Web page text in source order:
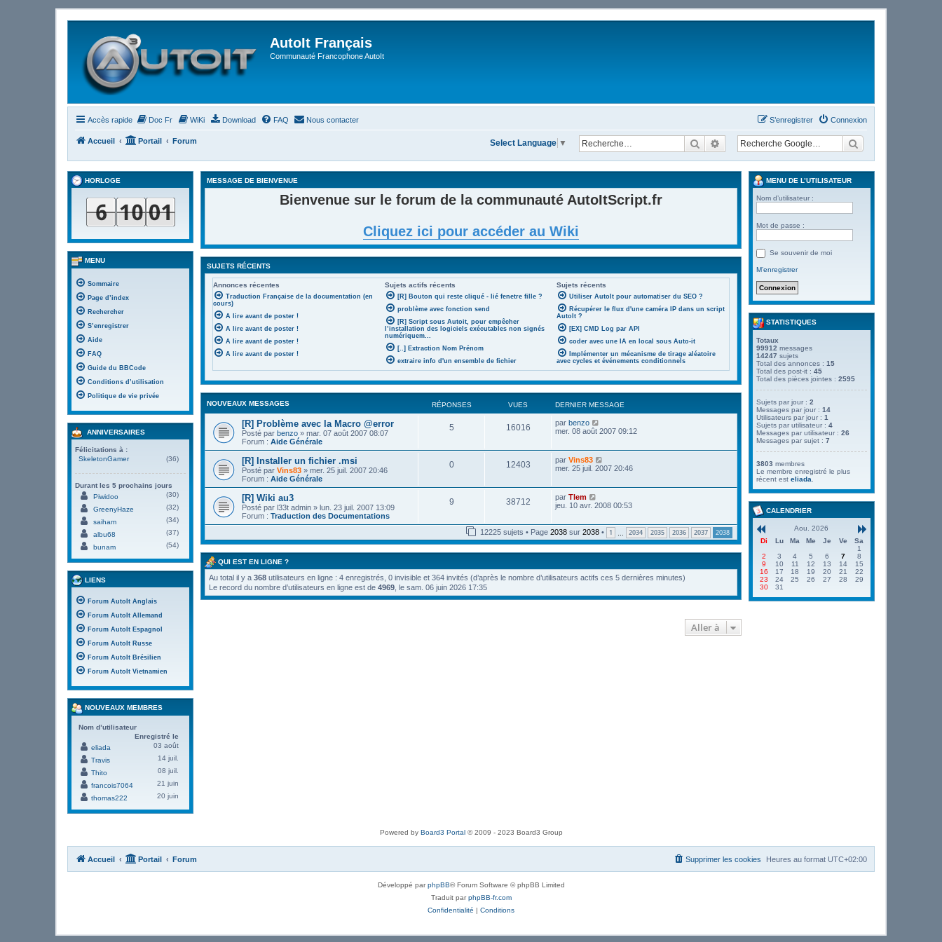
AutoIt Français
Communauté Francophone AutoIt
Accès rapide Doc Fr WiKi Download FAQ Nous contacter Connexion
S’enregistrer
Accueil Portail Forum RechercherRecherche avancée
Select Language ▼
MESSAGE DE BIENVENUE
Bienvenue sur le forum de la communauté AutoItScript.fr
Cliquez ici pour accéder au Wiki
SUJETS RÉCENTS
Annonces récentes Sujets actifs récents Sujets récents
Traduction Française de la documentation (en
cours)
A lire avant de poster !
A lire avant de poster !
A lire avant de poster !
A lire avant de poster !
[R] Bouton qui reste cliqué - lié fenetre fille ?
problème avec fonction send
[R] Script sous Autoit, pour empêcher
l’installation des logiciels exécutables non signés
numériquem...
[..] Extraction Nom Prénom
extraire info d'un ensemble de fichier
Utiliser AutoIt pour automatiser du SEO ?
Récupérer le flux d'une caméra IP dans un script
AutoIt ?
[EX] CMD Log par API
coder avec une IA en local sous Auto-it
Implémenter un mécanisme de tirage aléatoire
avec cycles et événements conditionnels
NOUVEAUX MESSAGES RÉPONSES VUES DERNIER MESSAGE
[R] Problème avec la Macro @error
Posté par benzo » mar. 07 août 2007 08:07
Forum : Aide Générale
5 16016 parbenzo
o
l
e
d
r
i
r
m
e
s
e
mer. 08 août 2007 09:12
[R] Installer un fichier .msi
Posté par Vins83 » mer. 25 juil. 2007 20:46
Forum : Aide Générale
0 12403 parVins83
o
e
d
r
n
i
e
m
e
s
a
mer. 25 juil. 2007 20:46
[R] Wiki au3
Posté par l33t admin » lun. 23 juil. 2007 13:09
Forum : Traduction des Documentations
9 38712 parTlem
o
l
e
d
e
n
i
r
jeu. 10 avr. 2008 00:53
12225 sujets • Page 2038 sur 2038 • 1 … 2034 2035 2036 2037 2038
QUI EST EN LIGNE ?
Au total il y a 368 utilisateurs en ligne : 4 enregistrés, 0 invisible et 364 invités (d’après le nombre d’utilisateurs actifs ces 5 dernières minutes)
Le record du nombre d’utilisateurs en ligne est de 4969 , le sam. 06 juin 2026 17:35
Aller à
HORLOGE
MENU
Sommaire
Page d’index
Rechercher
S’enregistrer
Aide
FAQ
Guide du BBCode
Conditions d’utilisation
Politique de vie privée
ANNIVERSAIRES
Félicitations à :
SkeletonGamer
(36)
Durant les 5 prochains jours
Piwidoo
(30)
GreenyHaze
(32)
saiham
(34)
albu68
(37)
bunam
(54)
LIENS
Forum AutoIt Anglais
Forum AutoIt Allemand
Forum AutoIt Espagnol
Forum AutoIt Russe
Forum AutoIt Brésilien
Forum AutoIt Vietnamien
NOUVEAUX MEMBRES
Nom d’utilisateur
Enregistré le
eliada
03 août
Travis
14 juil.
Thito
08 juil.
francois7064
21 juin
thomas222
20 juin
MENU DE L’UTILISATEUR
Nom d’utilisateur :
Mot de passe :
Se souvenir de moi
M’enregistrer
STATISTIQUES
Totaux
99912 messages
14247 sujets
Total des annonces : 15
Total des post-it : 45
Total des pièces jointes : 2595
Sujets par jour : 2
Messages par jour : 14
Utilisateurs par jour : 1
Sujets par utilisateur : 4
Messages par utilisateur : 26
Messages par sujet : 7
3803 membres
Le membre enregistré le plus
récent est eliada
CALENDRIER
Aou. 2026
Di
Lu Ma Me Je Ve
Sa
1
2
3 4 5 6 7
8
9
10 11 12 13 14
15
16
17 18 19 20 21
22
23
24 25 26 27 28
29
30
31
Powered by Board3 Portal© 2009 - 2023 Board3 Group
Accueil Portail Forum Heures au format UTC+02:00
Supprimer les cookies
Développé parphpBB® Forum Software © phpBB Limited
Traduit parphpBB-fr.com
Confidentialité | Conditions